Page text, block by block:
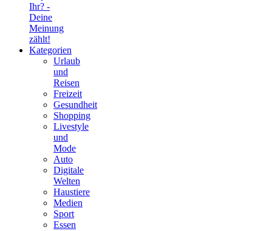
Ihr? -
Deine
Meinung
zählt!
Kategorien
Urlaub
und
Reisen
Freizeit
Gesundheit
Shopping
Livestyle
und
Mode
Auto
Digitale
Welten
Haustiere
Medien
Sport
Essen